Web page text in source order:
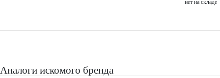
нет на складе
Аналоги искомого бренда